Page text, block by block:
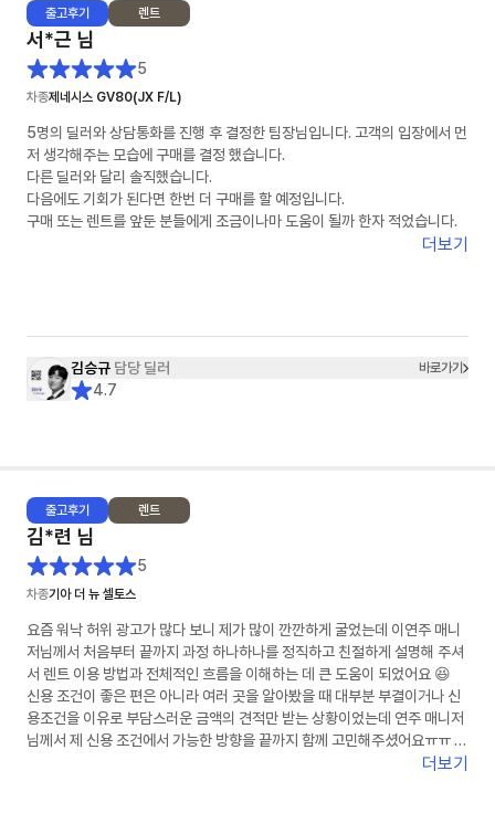
출고후기 렌트
서*근 님
5
차종제네시스 GV80(JX F/L)
5명의 딜러와 상담통화를 진행 후 결정한 팀장님입니다. 고객의 입장에서 먼
저 생각해주는 모습에 구매를 결정 했습니다.
다른 딜러와 달리 솔직했습니다.
다음에도 기회가 된다면 한번 더 구매를 할 예정입니다.
구매 또는 렌트를 앞둔 분들에게 조금이나마 도움이 될까 한자 적었습니다.
더보기
김승규 담당 딜러 바로가기
4.7
출고후기 렌트
김*련 님
5
차종기아 더 뉴 셀토스
요즘 워낙 허위 광고가 많다 보니 제가 많이 깐깐하게 굴었는데 이연주 매니
저님께서 처음부터 끝까지 과정 하나하나를 정직하고 친절하게 설명해 주셔
서 렌트 이용 방법과 전체적인 흐름을 이해하는 데 큰 도움이 되었어요 😆
신용 조건이 좋은 편은 아니라 여러 곳을 알아봤을 때 대부분 부결이거나 신
용조건을 이유로 부담스러운 금액의 견적만 받는 상황이었는데 연주 매니저
님께서 제 신용 조건에서 가능한 방향을 끝까지 함께 고민해주셨어요ㅠㅠ 그
래서 덕분에 다행히 초기 비용 없이 계약까지 진행할 수 있었고 금액도 제가
더보기